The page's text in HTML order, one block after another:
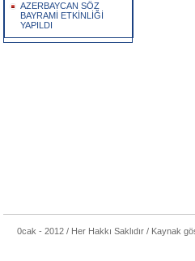
AZERBAYCAN SÖZ
BAYRAMİ ETKİNLİĞİ
YAPILDI
0cak - 2012 / Her Hakkı Saklıdır / Kaynak